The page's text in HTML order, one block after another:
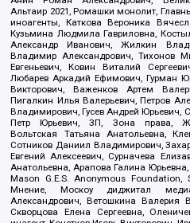
Альтаир 2021, Ромашки монолит,
иноагенты, Каткова Вероника
Кузьмина Людмила Гавриловна,
Александр Иванович, Жилкин
Владимир Александрович, Тихонов
Евгеньевич, Ковин Виталий
Любарев Аркадий Ефимович, Гурман
Викторович, Важенков Артем
Пигалкин Илья Валерьевич, Петров
Владимирович, Гусев Андрей Юрьевич,
Петр Юрьевич, ЗП, Зона права,
Вольтская Татьяна Анатольевна,
Сотников Даниил Владимирович,
Евгений Алексеевич, Сурначева
Анатольевна, Арапова Галина
Mason G.E.S. Anonymous
Мнение, Москоу диджитал
Александрович, Ветошкина Валерия
Скворцова Елена Сергеевна,